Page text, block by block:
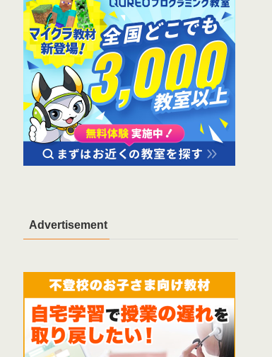
Advertisement